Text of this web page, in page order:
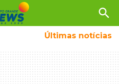
search
Últimas notícias